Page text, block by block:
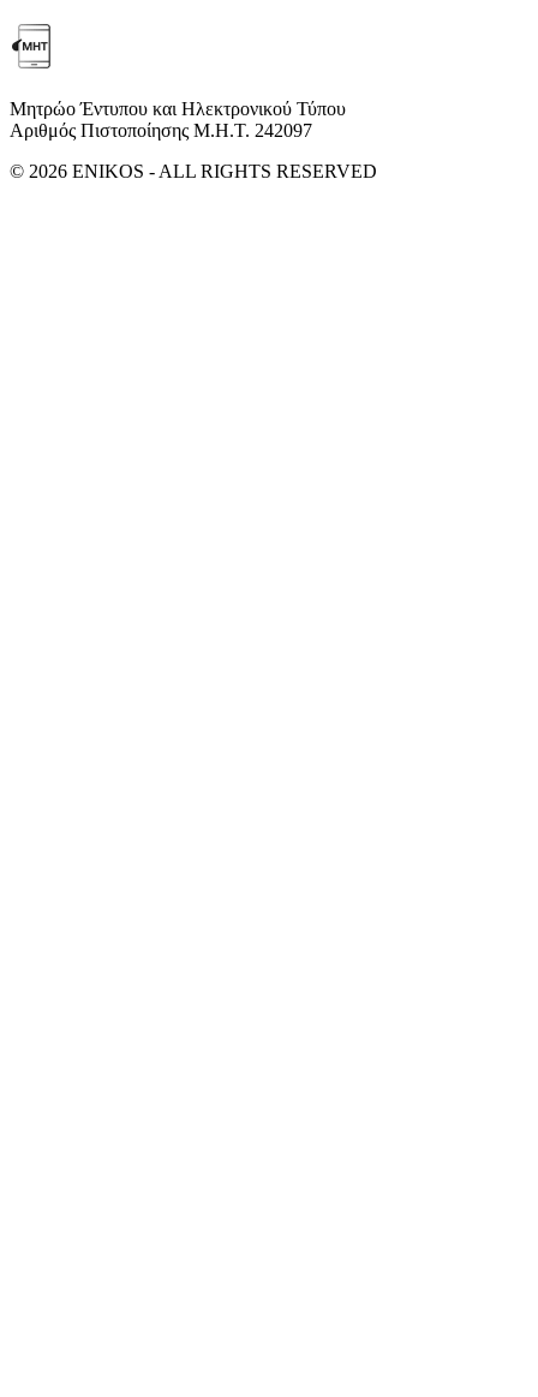
Μητρώο Έντυπου και Ηλεκτρονικού Τύπου
Αριθμός Πιστοποίησης Μ.Η.Τ. 242097
© 2026 ENIKOS - ALL RIGHTS RESERVED